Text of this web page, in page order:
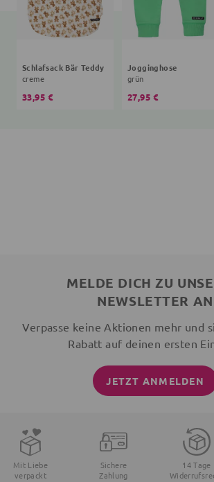
Schlafsack Bär Teddy
creme
33,95 €
Jogginghose
grün
27,95 €
MELDE DICH ZU
NEWSLETTER AN
Verpasse keine Aktionen mehr und
Rabatt auf deinen ersten
JETZT ANMELDEN
Mit Liebe
verpackt
Sichere
Zahlung
14 Tage